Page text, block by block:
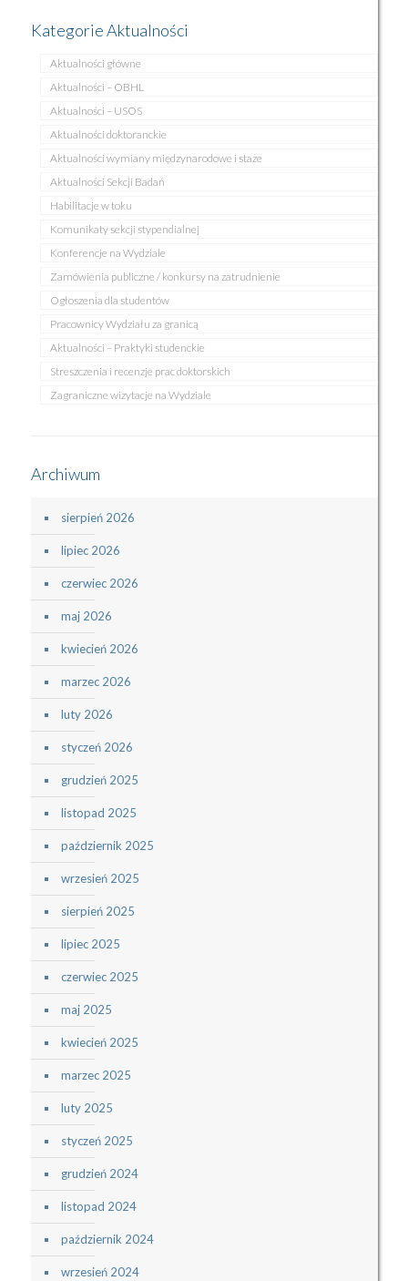
Kategorie Aktualności
Aktualności główne
Aktualności – OBHL
Aktualności – USOS
Aktualności doktoranckie
Aktualności wymiany międzynarodowe i staże
Aktualności Sekcji Badań
Habilitacje w toku
Komunikaty sekcji stypendialnej
Konferencje na Wydziale
Zamówienia publiczne / konkursy na zatrudnienie
Ogłoszenia dla studentów
Pracownicy Wydziału za granicą
Aktualności – Praktyki studenckie
Streszczenia i recenzje prac doktorskich
Zagraniczne wizytacje na Wydziale
Archiwum
sierpień 2026
lipiec 2026
czerwiec 2026
maj 2026
kwiecień 2026
marzec 2026
luty 2026
styczeń 2026
grudzień 2025
listopad 2025
październik 2025
wrzesień 2025
sierpień 2025
lipiec 2025
czerwiec 2025
maj 2025
kwiecień 2025
marzec 2025
luty 2025
styczeń 2025
grudzień 2024
listopad 2024
październik 2024
wrzesień 2024